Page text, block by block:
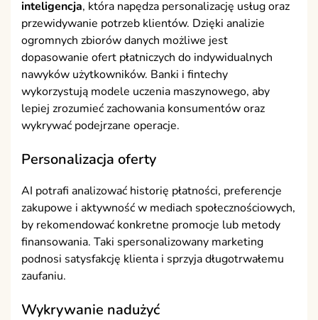
inteligencja, która napędza personalizację usług oraz
przewidywanie potrzeb klientów. Dzięki analizie
ogromnych zbiorów danych możliwe jest
dopasowanie ofert płatniczych do indywidualnych
nawyków użytkowników. Banki i fintechy
wykorzystują modele uczenia maszynowego, aby
lepiej zrozumieć zachowania konsumentów oraz
wykrywać podejrzane operacje.
Personalizacja oferty
AI potrafi analizować historię płatności, preferencje
zakupowe i aktywność w mediach społecznościowych,
by rekomendować konkretne promocje lub metody
finansowania. Taki spersonalizowany marketing
podnosi satysfakcję klienta i sprzyja długotrwałemu
zaufaniu.
Wykrywanie nadużyć